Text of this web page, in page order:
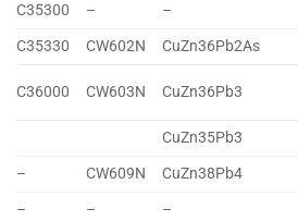
C35300
– –
C35330
CW602N CuZn36Pb2As
C36000 CW603N CuZn36Pb3
CuZn35Pb3
–
CW609N CuZn38Pb4
–
– –